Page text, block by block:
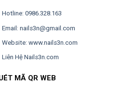
Hotline: 0986.328.163
Email: nails3n@gmail.com
Website: www.nails3n.com
Liên Hệ Nails3n.com
MÃ QR WEB